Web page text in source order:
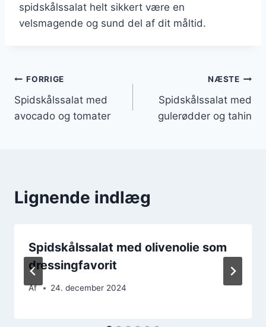
spidskålssalat helt sikkert være en
velsmagende og sund del af dit måltid.
Indlægsnavigation
FORRIGE
Spidskålssalat med
avocado og tomater
NÆSTE
Spidskålssalat med
gulerødder og tahin
Lignende indlæg
Spidskålssalat med olivenolie som
dressingfavorit
Af 24. december 2024